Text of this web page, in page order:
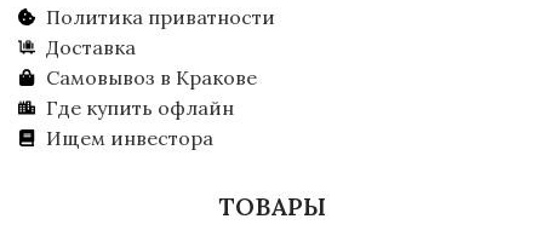
Политика приватности
Доставка
Самовывоз в Кракове
Где купить офлайн
Ищем инвестора
ТОВАРЫ